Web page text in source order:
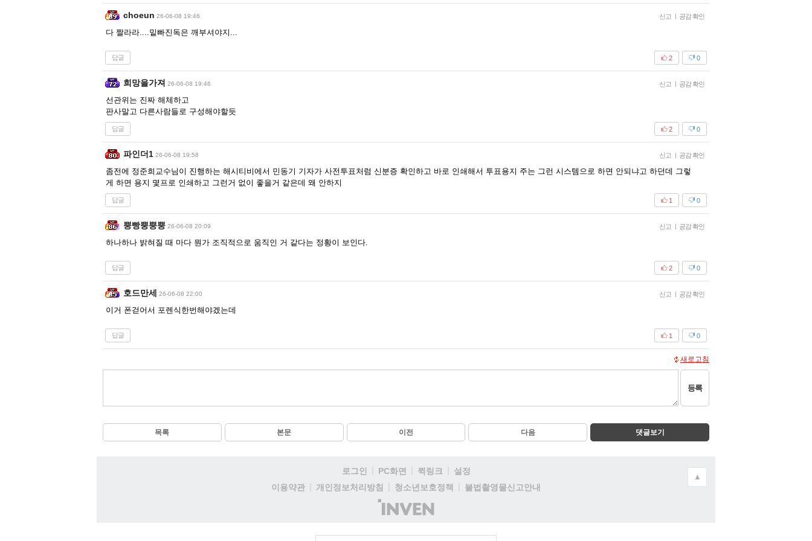
choeun 26-06-08 19:46 신고 | 공감 확인
다 짤라라....밑빠진독은 깨부셔야지...
답글 0
2
희망을가져 26-06-08 19:46 신고 | 공감 확인
선관위는 진짜 해체하고
판사말고 다른사람들로 구성해야할듯
답글 0
2
파인더1 26-06-08 19:58 신고 | 공감 확인
좀전에 정준희교수님이 진행하는 해시티비에서 민동기 기자가 사전투표처럼 신분증 확인하고 바로 인쇄해서 투표용지 주는 그런 시스템으로 하면 안되냐고 하던데 그렇
게 하면 용지 몇프로 인쇄하고 그런거 없이 좋을거 같은데 왜 안하지
답글 0
1
뿡빵뿡뿡뿡 26-06-08 20:09 신고 | 공감 확인
하나하나 밝혀질 때 마다 뭔가 조직적으로 움직인 거 같다는 정황이 보인다.
답글 0
2
호드만세 26-06-08 22:00 신고 | 공감 확인
이거 폰걷어서 포렌식한번해야겠는데
답글 0
1
새로고침
등록
목록 본문 이전 다음 댓글보기
로그인 PC화면 퀵링크
설정
이용약관
개인정보처리방침 청소년보호정책
불법촬영물신고안내
(주)
인
▲